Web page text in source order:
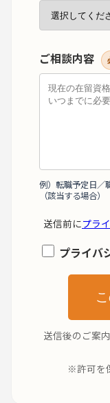
ご相談内容
例）転職予定日／
（該当する場合）
送信前にプラ
プライバ
送信後のご案
※許可を